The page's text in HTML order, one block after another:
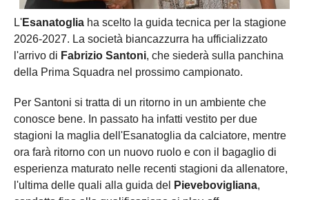
L'Esanatoglia ha scelto la guida tecnica per la stagione
2026-2027. La società biancazzurra ha ufficializzato
l'arrivo di Fabrizio Santoni, che siederà sulla panchina
della Prima Squadra nel prossimo campionato.
Per Santoni si tratta di un ritorno in un ambiente che
conosce bene. In passato ha infatti vestito per due
stagioni la maglia dell'Esanatoglia da calciatore, mentre
ora farà ritorno con un nuovo ruolo e con il bagaglio di
esperienza maturato nelle recenti stagioni da allenatore,
l'ultima delle quali alla guida del
Pievebovigliana,